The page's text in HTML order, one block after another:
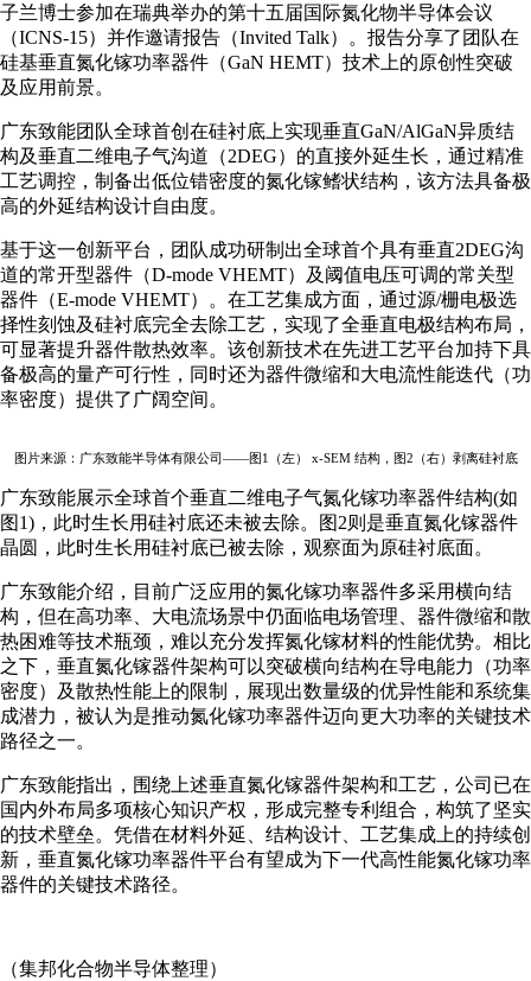
子兰博士参加在瑞典举办的第十五届国际氮化物半导体会议
（ICNS-15）并作邀请报告（Invited Talk）。报告分享了团队在
硅基垂直氮化镓功率器件（GaN HEMT）技术上的原创性突破
及应用前景。
广东致能团队全球首创在硅衬底上实现垂直GaN/AlGaN异质结
构及垂直二维电子气沟道（2DEG）的直接外延生长，通过精准
工艺调控，制备出低位错密度的氮化镓鳍状结构，该方法具备极
高的外延结构设计自由度。
基于这一创新平台，团队成功研制出全球首个具有垂直2DEG沟
道的常开型器件（D-mode VHEMT）及阈值电压可调的常关型
器件（E-mode VHEMT）。在工艺集成方面，通过源/栅电极选
择性刻蚀及硅衬底完全去除工艺，实现了全垂直电极结构布局，
可显著提升器件散热效率。该创新技术在先进工艺平台加持下具
备极高的量产可行性，同时还为器件微缩和大电流性能迭代（功
率密度）提供了广阔空间。
图片来源：广东致能半导体有限公司——图1（左） x-SEM 结构，图2（右）剥离硅衬底
广东致能展示全球首个垂直二维电子气氮化镓功率器件结构(如
图1)，此时生长用硅衬底还未被去除。图2则是垂直氮化镓器件
晶圆，此时生长用硅衬底已被去除，观察面为原硅衬底面。
广东致能介绍，目前广泛应用的氮化镓功率器件多采用横向结
构，但在高功率、大电流场景中仍面临电场管理、器件微缩和散
热困难等技术瓶颈，难以充分发挥氮化镓材料的性能优势。相比
之下，垂直氮化镓器件架构可以突破横向结构在导电能力（功率
密度）及散热性能上的限制，展现出数量级的优异性能和系统集
成潜力，被认为是推动氮化镓功率器件迈向更大功率的关键技术
路径之一。
广东致能指出，围绕上述垂直氮化镓器件架构和工艺，公司已在
国内外布局多项核心知识产权，形成完整专利组合，构筑了坚实
的技术壁垒。凭借在材料外延、结构设计、工艺集成上的持续创
新，垂直氮化镓功率器件平台有望成为下一代高性能氮化镓功率
器件的关键技术路径。
（集邦化合物半导体整理）